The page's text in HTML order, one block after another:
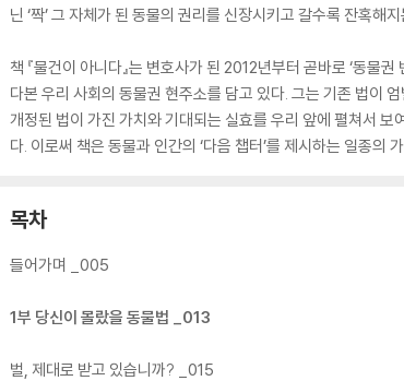
닌 ‘짝’ 그 자체가 된 동물의 권리를 신장시키고 갈수록 잔혹
책 『물건이 아니다』는 변호사가 된 2012년부터 곧바로 ‘동물
다본 우리 사회의 동물권 현주소를 담고 있다. 그는 기존 법이
개정된 법이 가진 가치와 기대되는 실효를 우리 앞에 펼쳐서 보
다. 이로써 책은 동물과 인간의 ‘다음 챕터’를 제시하는 일종의
목차
들어가며 _005
1부 당신이 몰랐을 동물법 _013
벌, 제대로 받고 있습니까? _015